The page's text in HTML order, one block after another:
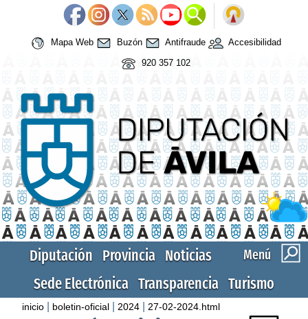
Mapa Web Buzón Antifraude
Accesibilidad
920 357 102
Menú
Diputación Provincia Noticias
Sede Electrónica Transparencia Turismo
inicio boletin-oficial 2024 27-02-2024.html